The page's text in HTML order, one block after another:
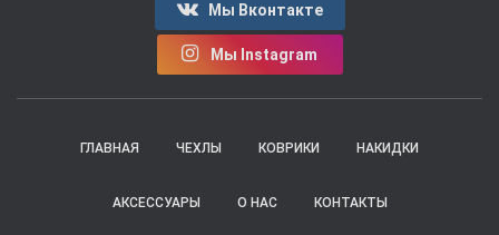
Мы Вконтакте
Мы Instagram
ГЛАВНАЯ ЧЕХЛЫ КОВРИКИ НАКИДКИ
АКСЕССУАРЫ О НАС КОНТАКТЫ